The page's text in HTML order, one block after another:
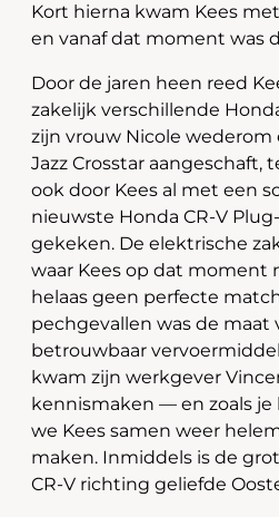
Kort hierna kwam Kees
en vanaf dat moment was
Door de jaren heen reed
zakelijk verschillende
zijn vrouw Nicole wederom
Jazz Crosstar aangeschaft,
ook door Kees al met een
nieuwste Honda CR-V
gekeken. De elektrische
waar Kees op dat moment
helaas geen perfecte
pechgevallen was de maat
betrouwbaar
kwam zijn werkgever
kennismaken — en zoals
we Kees samen weer
maken. Inmiddels is de
CR-V richting geliefde